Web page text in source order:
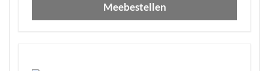
Meebestellen